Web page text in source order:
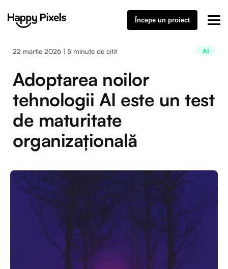
Începe un proiect
22 martie 2026 | 5 minute de citit AI
Adoptarea noilor
tehnologii AI este un test
de maturitate
organizațională